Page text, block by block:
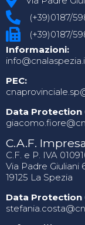
(+39)0187/
(+39)0187/
Informazioni:
PEC:
Data Protection
C.A.F.
C.F. e P. IVA
Via Padre Giuliani
19125 La Spezia
Data Protection